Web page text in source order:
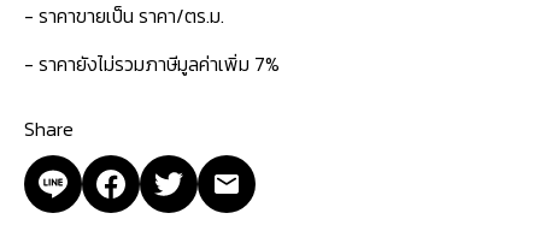
- ราคาขายเป็น ราคา/ตร.ม.
- ราคายังไม่รวมภาษีมูลค่าเพิ่ม 7%
Share